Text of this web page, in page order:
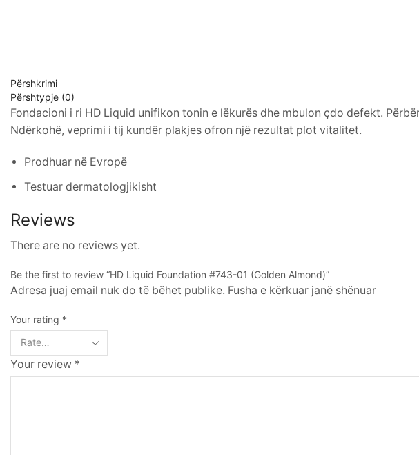
Përshkrimi
Përshtypje (0)
Fondacioni i ri HD Liquid unifikon tonin e lëkurës dhe mbulon çdo defekt.
Ndërkohë, veprimi i tij kundër plakjes ofron një rezultat plot vitalitet.
Prodhuar në Evropë
Testuar dermatologjikisht
Reviews
There are no reviews yet.
Be the first to review “HD Liquid Foundation #743-01 (Golden Almond)”
Adresa juaj email nuk do të bëhet publike. Fusha e kërkuar janë shënuar
Your rating *
Your review *